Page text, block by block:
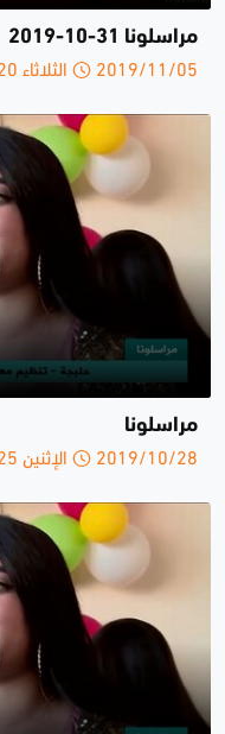
مراسلونا 31-10-2019
2019/11/05 الثلاثاء 11:20 ص
مراسلونا
2019/10/28 الإثنين 14:25 م